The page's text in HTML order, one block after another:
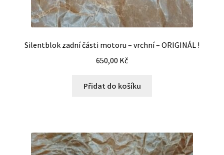
Silentblok zadní části motoru – vrchní – ORIGINÁL !
650,00 Kč
Přidat do košíku